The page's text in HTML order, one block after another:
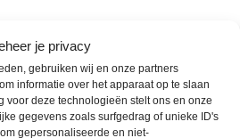
je privacy
gebruiken wij en onze partners
informatie over het apparaat op te slaan
voor deze technologieën stelt ons en onze
gegevens zoals surfgedrag of unieke ID's
gepersonaliseerde en niet-